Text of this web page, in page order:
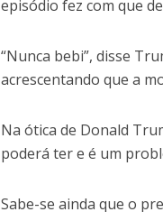
episódio fez com que
“Nunca bebi”, disse
acrescentando que a
Na ótica de Donald
poderá ter e é um
Sabe-se ainda que o